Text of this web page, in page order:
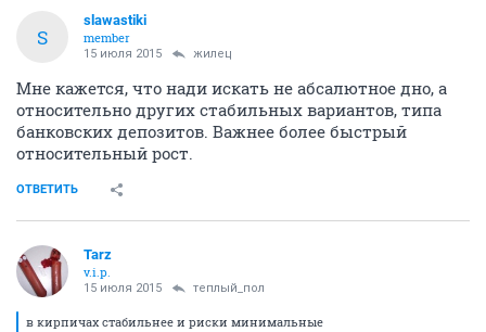
S
slawastiki
member
15 июля 2015 жилец
Мне кажется, что нади искать не абсалютное дно, а
относительно других стабильных вариантов, типа
банковских депозитов. Важнее более быстрый
относительный рост.
ОТВЕТИТЬ
Tarz
v.i.p.
15 июля 2015 теплый_пол
в кирпичах стабильнее и риски минимальные